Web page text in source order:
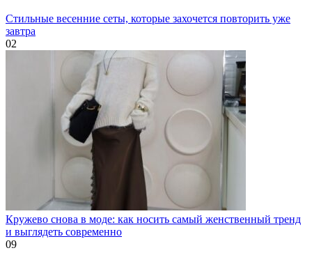
Стильные весенние сеты, которые захочется повторить уже
завтра
02
Кружево снова в моде: как носить самый женственный тренд
и выглядеть современно
09